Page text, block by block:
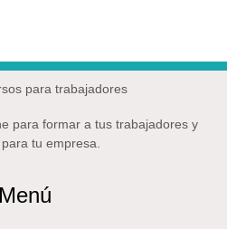
para formar a tus trabajadores y
tu empresa.
Menú